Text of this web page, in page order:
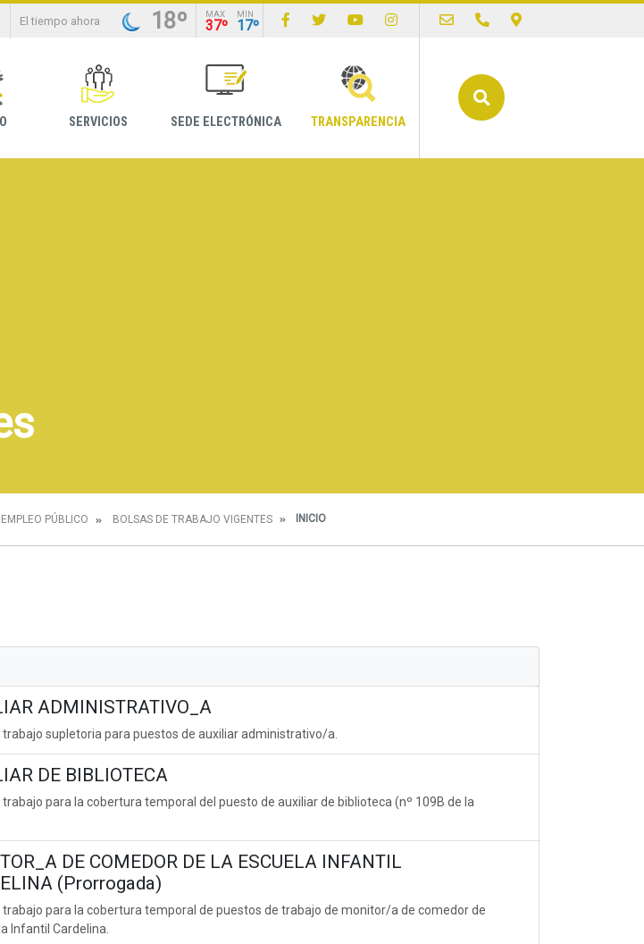
El tiempo ahora 18º MAX
37º
MIN
17º
SERVICIOS SEDE ELECTRÓNICA TRANSPARENCIA
EMPLEO PÚBLICO BOLSAS DE TRABAJO VIGENTES INICIO
ADMINISTRATIVO_A
trabajo supletoria para puestos de auxiliar administrativo/a.
DE BIBLIOTECA
trabajo para la cobertura temporal del puesto de auxiliar de biblioteca (nº 109B de la
DE COMEDOR DE LA ESCUELA INFANTIL
(Prorrogada)
trabajo para la cobertura temporal de puestos de trabajo de monitor/a de comedor de
Infantil Cardelina.